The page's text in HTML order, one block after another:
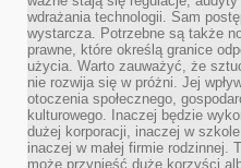
wdrażania technologii. Sam
wystarcza. Potrzebne są także
prawne, które określą granice
użycia. Warto zauważyć, że
nie rozwija się w próżni. Jej
otoczenia społecznego,
kulturowego. Inaczej będzie
dużej korporacji, inaczej w
inaczej w małej firmie rodzinnej.
może przynieść duże korzyści